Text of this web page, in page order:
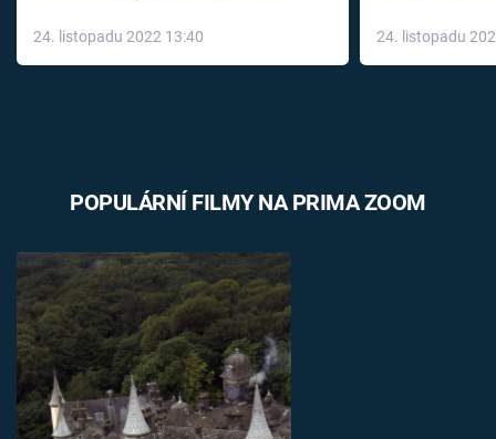
24. listopadu 2022 13:40
léky
24. listopadu
POPULÁRNÍ FILMY NA PRIMA ZOOM